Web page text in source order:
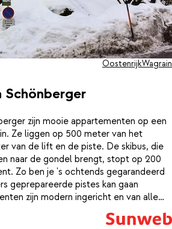
OostenrijkWagrain
zijn mooie appartementen op een
Ze liggen op 500 meter van het
van de lift en de piste. De skibus, die
naar de gondel brengt, stopt op 200
Zo ben je 's ochtends gegarandeerd
geprepareerde pistes kan gaan
zijn modern ingericht en van alle
slaapkamers. Zodra de laatste